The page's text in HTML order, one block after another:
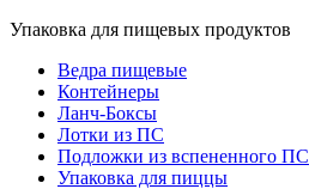
Упаковка для пищевых продуктов
Ведра пищевые
Контейнеры
Ланч-Боксы
Лотки из ПС
Подложки из вспененного ПС
Упаковка для пиццы